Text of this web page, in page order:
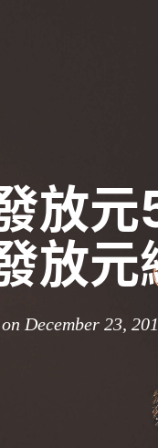
放
放元
December 23,